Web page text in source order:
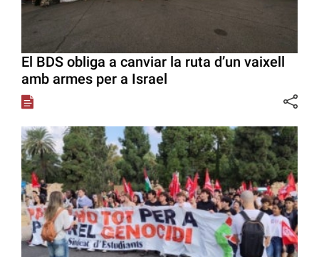
El BDS obliga a canviar la ruta d’un vaixell
amb armes per a Israel